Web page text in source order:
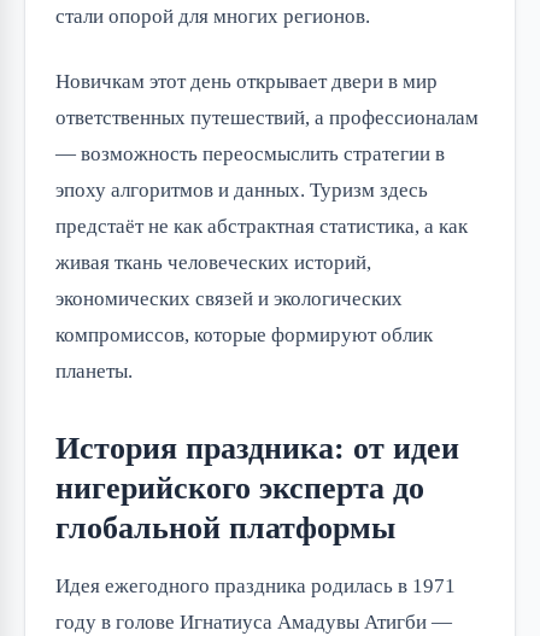
стали опорой для многих регионов.
Новичкам этот день открывает двери в мир
ответственных путешествий, а профессионалам
— возможность переосмыслить стратегии в
эпоху алгоритмов и данных. Туризм здесь
предстаёт не как абстрактная статистика, а как
живая ткань человеческих историй,
экономических связей и экологических
компромиссов, которые формируют облик
планеты.
История праздника: от идеи
нигерийского эксперта до
глобальной платформы
Идея ежегодного праздника родилась в 1971
году в голове Игнатиуса Амадувы Атигби —